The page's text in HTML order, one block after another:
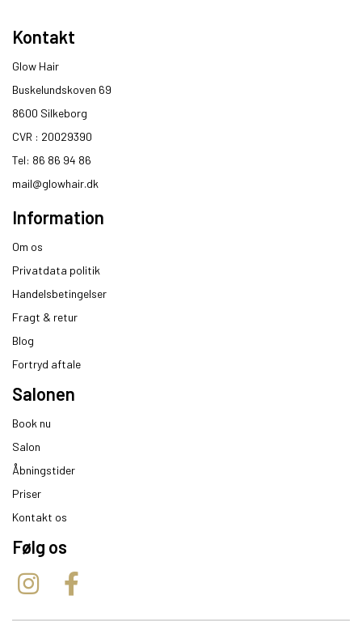
Kontakt
Glow Hair
Buskelundskoven 69
8600 Silkeborg​
CVR : 20029390​
Tel: 86 86 94 86
mail@glowhair.dk
Information
Om os
Privatdata politik
Handelsbetingelser
Fragt & retur
Blog
Fortryd aftale
Salonen
Book nu
Salon
Åbningstider
Priser
Kontakt os
Følg os